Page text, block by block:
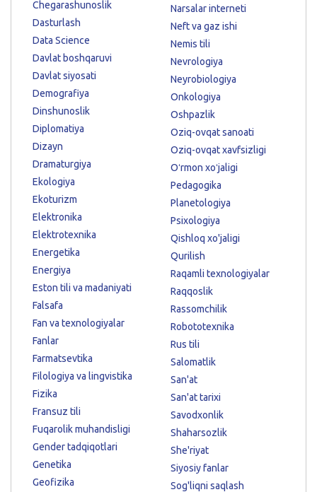
Chegarashunoslik
Dasturlash
Data Science
Davlat boshqaruvi
Davlat siyosati
Demografiya
Dinshunoslik
Diplomatiya
Dizayn
Dramaturgiya
Ekologiya
Ekoturizm
Elektronika
Elektrotexnika
Energetika
Energiya
Eston tili va madaniyati
Falsafa
Fan va texnologiyalar
Fanlar
Farmatsevtika
Filologiya va lingvistika
Fizika
Fransuz tili
Fuqarolik muhandisligi
Gender tadqiqotlari
Genetika
Geofizika
Narsalar interneti
Neft va gaz ishi
Nemis tili
Nevrologiya
Neyrobiologiya
Onkologiya
Oshpazlik
Oziq-ovqat sanoati
Oziq-ovqat xavfsizligi
Oʻrmon xoʻjaligi
Pedagogika
Planetologiya
Psixologiya
Qishloq xo'jaligi
Qurilish
Raqamli texnologiyalar
Raqqoslik
Rassomchilik
Robototexnika
Rus tili
Salomatlik
San'at
San'at tarixi
Savodxonlik
Shaharsozlik
She'riyat
Siyosiy fanlar
Sog'liqni saqlash